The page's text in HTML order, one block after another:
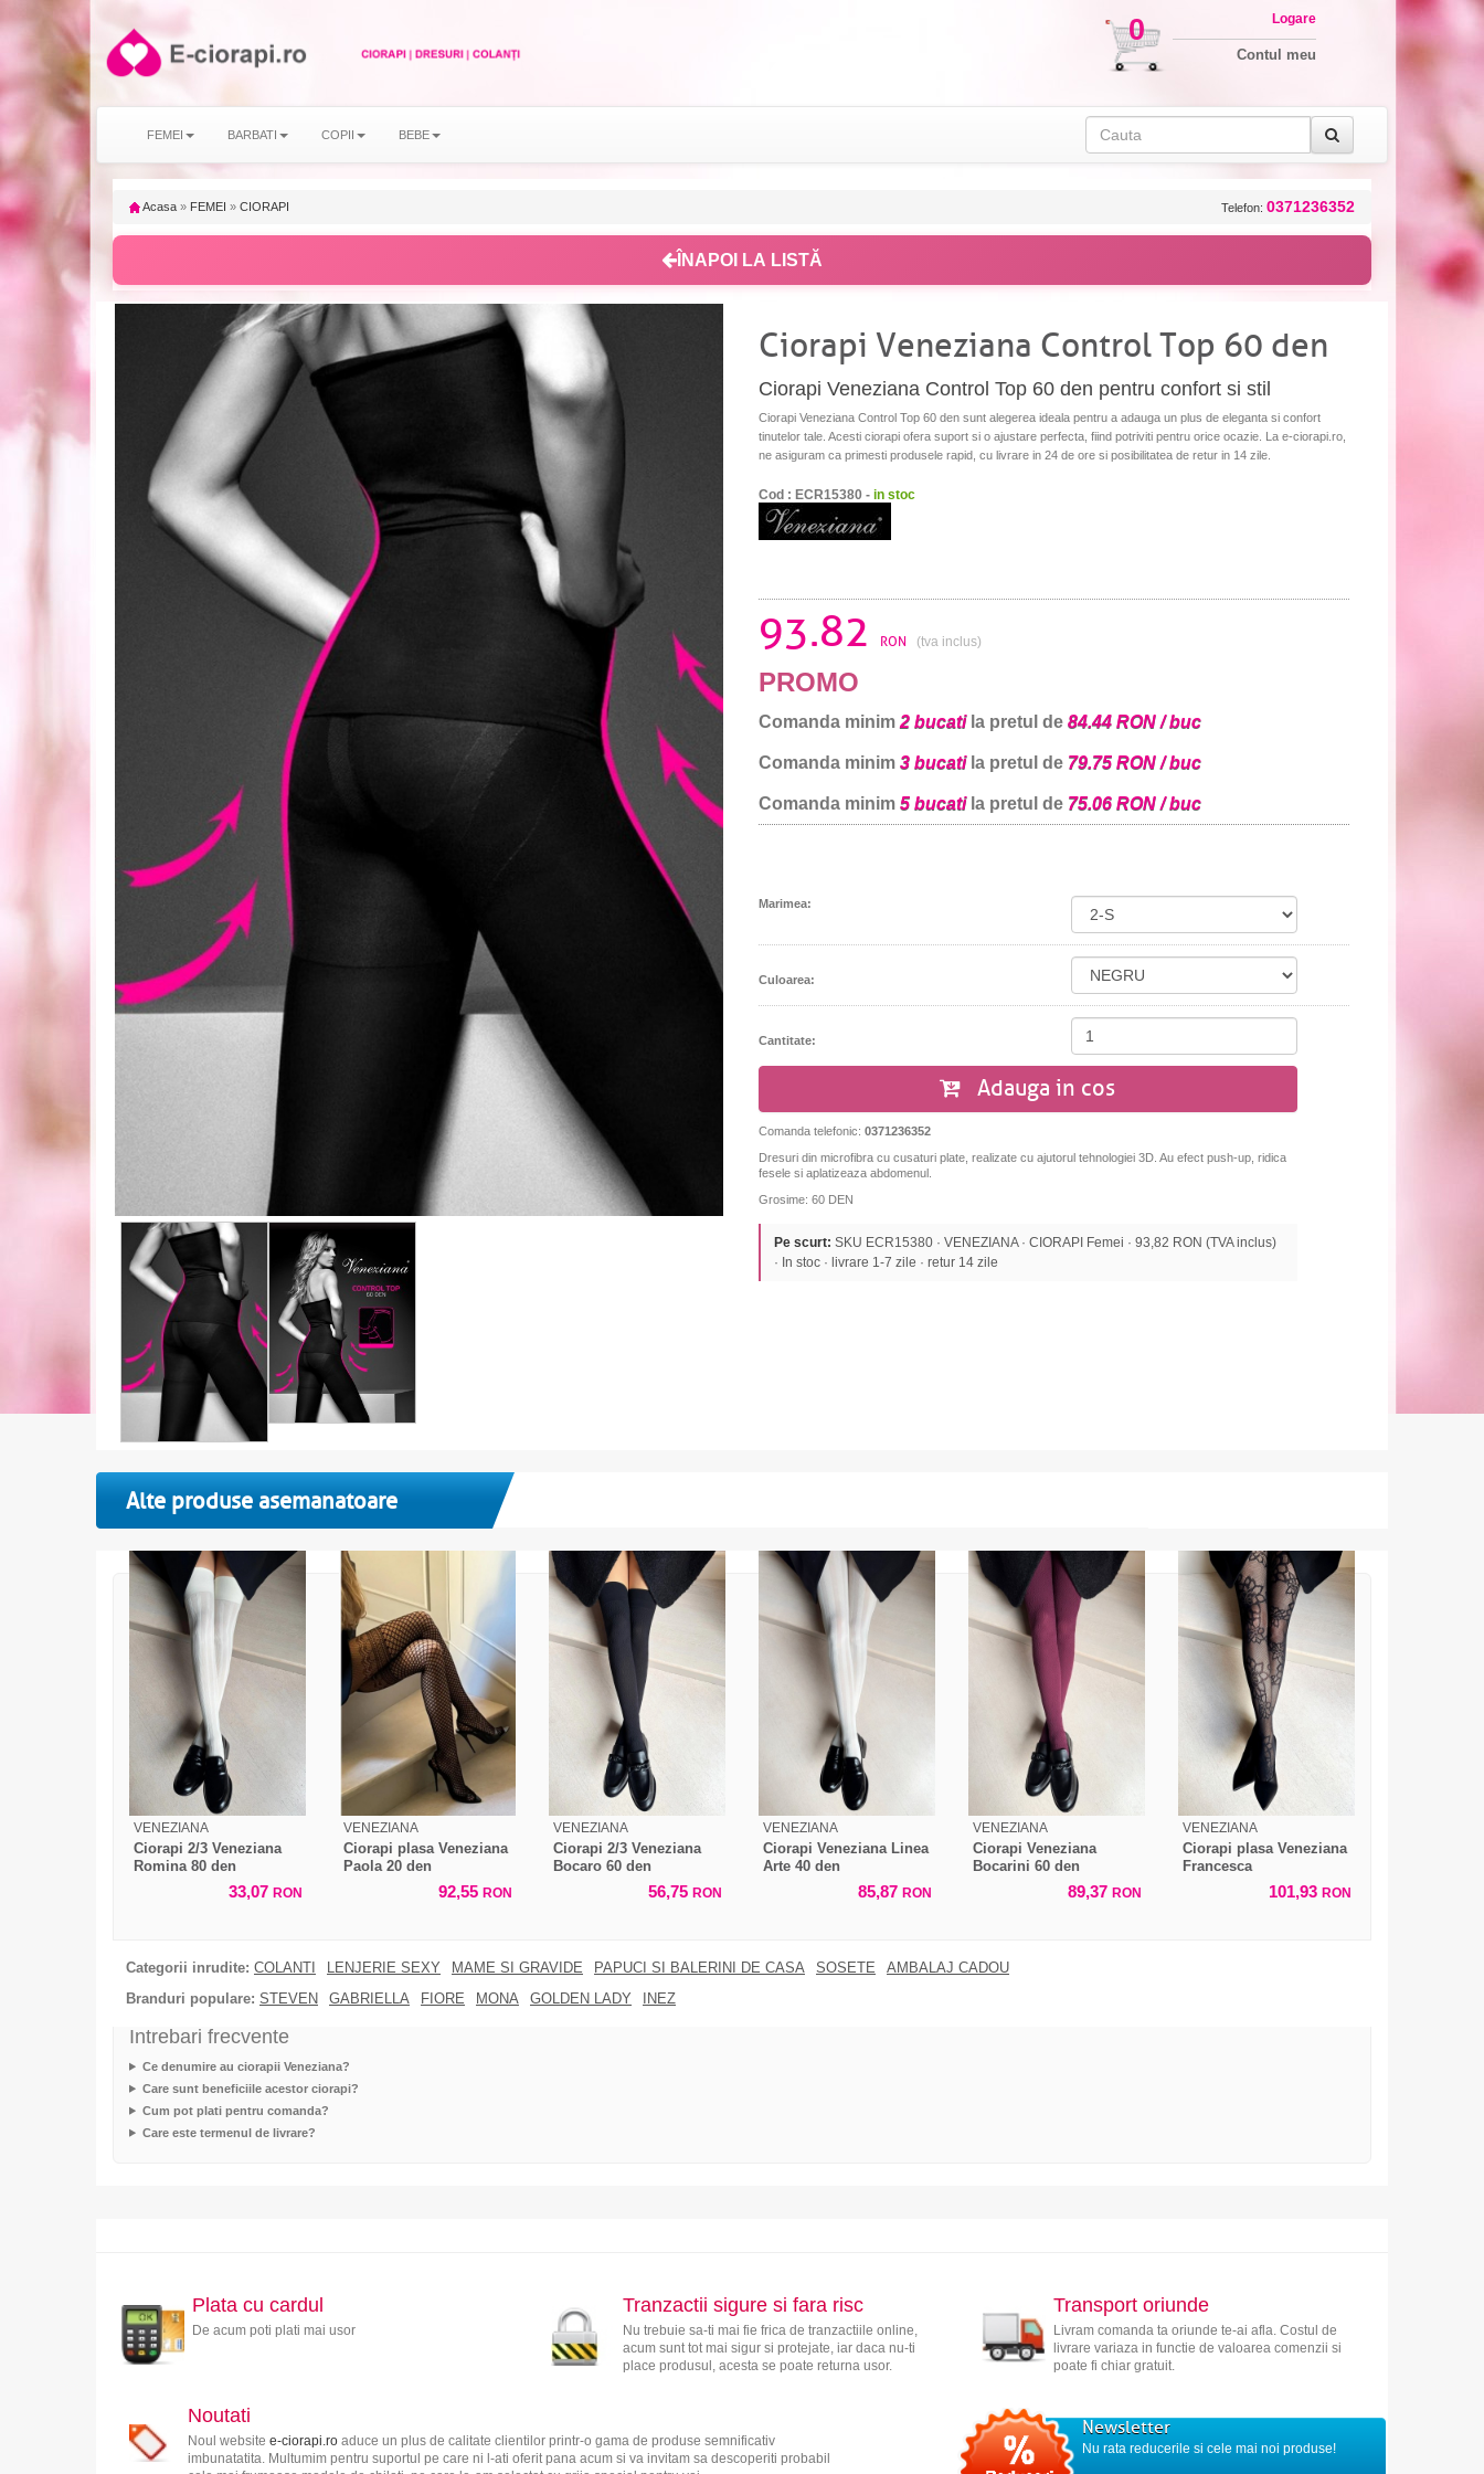
0 Logare
Contul meu
FEMEI BARBATI COPII BEBE
Acasa » FEMEI » CIORAPI Telefon: 0371236352
ÎNAPOI LA LISTĂ
Ciorapi Veneziana Control Top 60 den
Ciorapi Veneziana Control Top 60 den pentru confort si stil
Ciorapi Veneziana Control Top 60 den sunt alegerea ideala pentru a adauga un plus de eleganta si confort
tinutelor tale. Acesti ciorapi ofera suport si o ajustare perfecta, fiind potriviti pentru orice ocazie. La e-ciorapi.ro,
ne asiguram ca primesti produsele rapid, cu livrare in 24 de ore si posibilitatea de retur in 14 zile.
Cod : ECR15380 - in stoc
93.82 RON (tva inclus)
PROMO
Comanda minim 2 bucatila pretul de 84.44 RON / buc
Comanda minim 3 bucatila pretul de 79.75 RON / buc
Comanda minim 5 bucatila pretul de 75.06 RON / buc
Marimea:
Culoarea:
Cantitate:
Adauga in cos
Comanda telefonic: 0371236352
Dresuri din microfibra cu cusaturi plate, realizate cu ajutorul tehnologiei 3D. Au efect push-up, ridica
fesele si aplatizeaza abdomenul.
Grosime: 60 DEN
Pe scurt: SKU ECR15380 · VENEZIANA · CIORAPI Femei · 93,82 RON (TVA inclus)
· In stoc · livrare 1-7 zile · retur 14 zile
Alte produse asemanatoare
VENEZIANA
Ciorapi 2/3 Veneziana
Romina 80 den
33,07 RON
VENEZIANA
Ciorapi plasa Veneziana
Paola 20 den
92,55 RON
VENEZIANA
Ciorapi 2/3 Veneziana
Bocaro 60 den
56,75 RON
VENEZIANA
Ciorapi Veneziana Linea
Arte 40 den
85,87 RON
VENEZIANA
Ciorapi Veneziana
Bocarini 60 den
89,37 RON
VENEZIANA
Ciorapi plasa Veneziana
Francesca
101,93 RON
Categorii inrudite: COLANTI LENJERIE SEXY MAME SI GRAVIDE PAPUCI SI BALERINI DE CASA SOSETE
AMBALAJ CADOU
Branduri populare: STEVEN GABRIELLA FIORE MONA GOLDEN LADY INEZ
Intrebari frecvente
Ce denumire au ciorapii Veneziana?
Care sunt beneficiile acestor ciorapi?
Cum pot plati pentru comanda?
Care este termenul de livrare?
Plata cu cardul
De acum poti plati mai usor
Tranzactii sigure si fara risc
Nu trebuie sa-ti mai fie frica de tranzactiile online,
acum sunt tot mai sigur si protejate, iar daca nu-ti
place produsul, acesta se poate returna usor.
Transport oriunde
Livram comanda ta oriunde te-ai afla. Costul de
livrare variaza in functie de valoarea comenzii si
poate fi chiar gratuit.
Noutati
Noul website e-ciorapi.roaduce un plus de calitate clientilor printr-o gama de produse semnificativ
imbunatatita. Multumim pentru suportul pe care ni l-ati oferit pana acum si va invitam sa descoperiti probabil
Newsletter
Nu rata reducerile si cele mai noi produse!